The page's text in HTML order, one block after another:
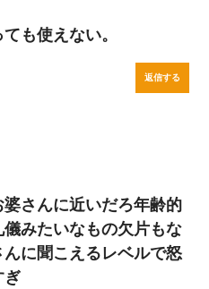
も使えない。
返信する
さんに近いだろ年齢的
みたいなもの欠片もな
に聞こえるレベルで怒
ぎ